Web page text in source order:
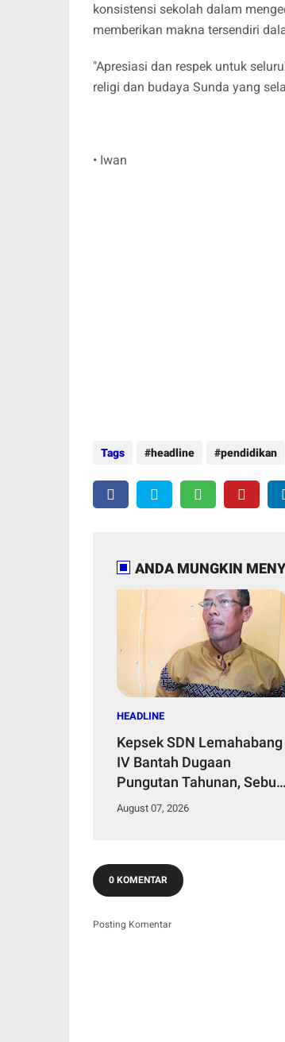
konsistensi sekolah dalam
memberikan makna tersendiri
"Apresiasi dan respek untuk
religi dan budaya Sunda yang
• Iwan
Tags headline pendidikan
ANDA MUNGKIN
HEADLINE
Kepsek SDN Lemahabang
IV Bantah Dugaan
Pungutan Tahunan, Sebut
Dana Perbaikan Jalan
August 07, 2026
0 KOMENTAR
Posting Komentar